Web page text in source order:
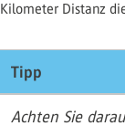
Kilometer Distanz
Tipp
Achten Sie